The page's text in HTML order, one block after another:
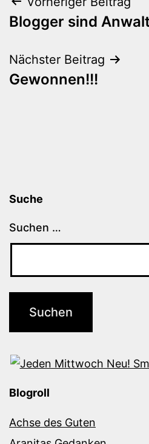
Blogger sind
Nächster Beitrag
Gewonnen!!!
Suche
Suchen …
Blogroll
Achse des Guten